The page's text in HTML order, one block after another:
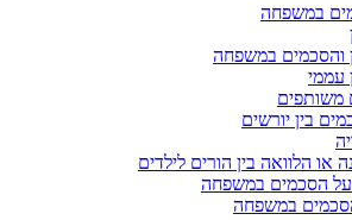
במשפחה
והסכמים במשפחה
עממי
משותפים
בין יורשים
או הלוואה בין הורים לילדים
על הסכמים במשפחה
במשפחה